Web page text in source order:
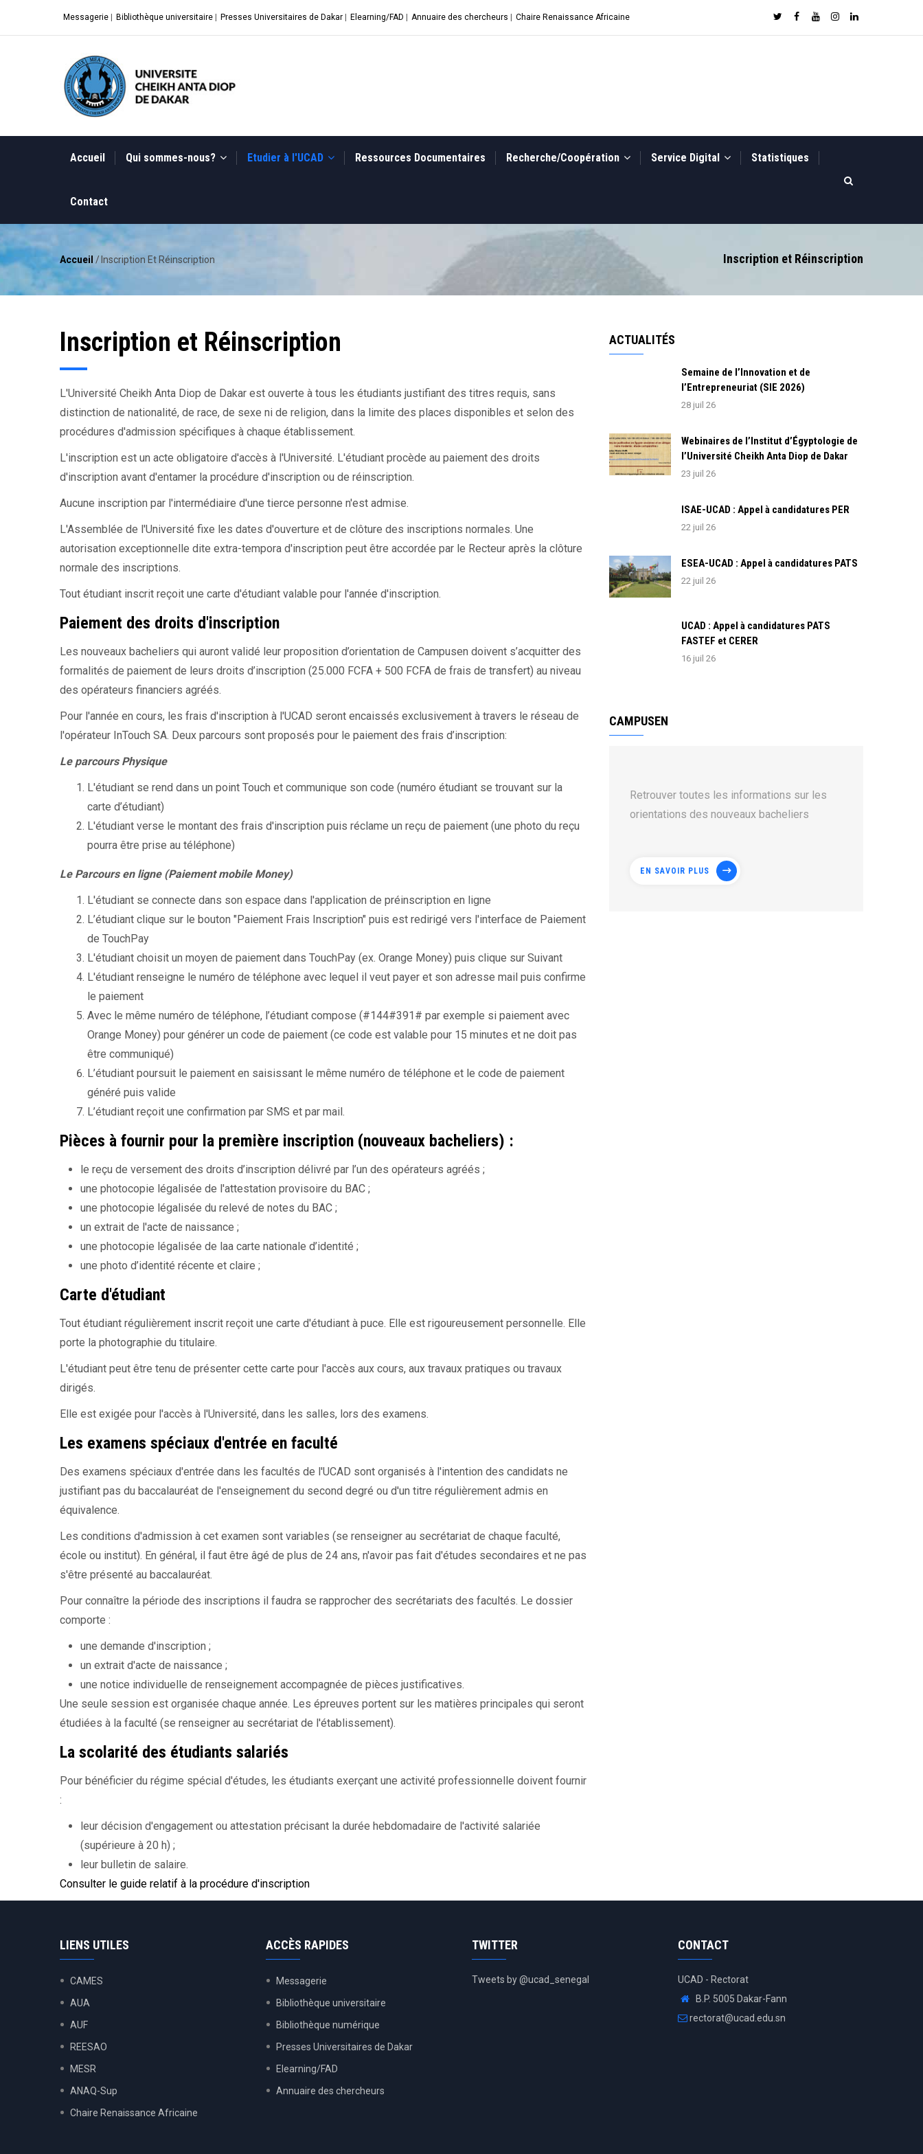
Messagerie Bibliothèque universitaire Presses Universitaires de Dakar Elearning/FAD Annuaire des chercheurs Chaire Renaissance Africaine
NAVIGATION
Accueil Qui sommes-nous? Etudier à l'UCAD Ressources Documentaires Recherche/Coopération Service Digital Statistiques
Contact
Inscription et Réinscription
Fil
d'Ariane
Accueil / Inscription Et Réinscription
Inscription et Réinscription
L'Université Cheikh Anta Diop de Dakar est ouverte à tous les étudiants justifiant des titres requis, sans
distinction de nationalité, de race, de sexe ni de religion, dans la limite des places disponibles et selon des
procédures d'admission spécifiques à chaque établissement.
L'inscription est un acte obligatoire d'accès à l'Université. L'étudiant procède au paiement des droits
d'inscription avant d'entamer la procédure d'inscription ou de réinscription.
Aucune inscription par l'intermédiaire d'une tierce personne n'est admise.
L'Assemblée de l'Université fixe les dates d'ouverture et de clôture des inscriptions normales. Une
autorisation exceptionnelle dite extra-tempora d'inscription peut être accordée par le Recteur après la clôture
normale des inscriptions.
Tout étudiant inscrit reçoit une carte d'étudiant valable pour l'année d'inscription.
Paiement des droits d'inscription
Les nouveaux bacheliers qui auront validé leur proposition d’orientation de Campusen doivent s’acquitter des
formalités de paiement de leurs droits d’inscription (25.000 FCFA + 500 FCFA de frais de transfert) au niveau
des opérateurs financiers agréés.
Pour l'année en cours, les frais d'inscription à l'UCAD seront encaissés exclusivement à travers le réseau de
l'opérateur InTouch SA. Deux parcours sont proposés pour le paiement des frais d’inscription:
Le parcours Physique
L'étudiant se rend dans un point Touch et communique son code (numéro étudiant se trouvant sur la
carte d’étudiant)
L'étudiant verse le montant des frais d'inscription puis réclame un reçu de paiement (une photo du reçu
pourra être prise au téléphone)
Le Parcours en ligne (Paiement mobile Money)
L'étudiant se connecte dans son espace dans l'application de préinscription en ligne
L’étudiant clique sur le bouton "Paiement Frais Inscription" puis est redirigé vers l'interface de Paiement
de TouchPay
L'étudiant choisit un moyen de paiement dans TouchPay (ex. Orange Money) puis clique sur Suivant
L'étudiant renseigne le numéro de téléphone avec lequel il veut payer et son adresse mail puis confirme
le paiement
Avec le même numéro de téléphone, l’étudiant compose (#144#391# par exemple si paiement avec
Orange Money) pour générer un code de paiement (ce code est valable pour 15 minutes et ne doit pas
être communiqué)
L’étudiant poursuit le paiement en saisissant le même numéro de téléphone et le code de paiement
généré puis valide
L’étudiant reçoit une confirmation par SMS et par mail.
Pièces à fournir pour la première inscription (nouveaux bacheliers) :
le reçu de versement des droits d’inscription délivré par l’un des opérateurs agréés ;
une photocopie légalisée de l'attestation provisoire du BAC ;
une photocopie légalisée du relevé de notes du BAC ;
un extrait de l'acte de naissance ;
une photocopie légalisée de laa carte nationale d’identité ;
une photo d’identité récente et claire ;
Carte d'étudiant
Tout étudiant régulièrement inscrit reçoit une carte d'étudiant à puce. Elle est rigoureusement personnelle. Elle
porte la photographie du titulaire.
L'étudiant peut être tenu de présenter cette carte pour l'accès aux cours, aux travaux pratiques ou travaux
dirigés.
Elle est exigée pour l'accès à l'Université, dans les salles, lors des examens.
Les examens spéciaux d'entrée en faculté
Des examens spéciaux d'entrée dans les facultés de l'UCAD sont organisés à l'intention des candidats ne
justifiant pas du baccalauréat de l'enseignement du second degré ou d'un titre régulièrement admis en
équivalence.
Les conditions d'admission à cet examen sont variables (se renseigner au secrétariat de chaque faculté,
école ou institut). En général, il faut être âgé de plus de 24 ans, n'avoir pas fait d'études secondaires et ne pas
s'être présenté au baccalauréat.
Pour connaître la période des inscriptions il faudra se rapprocher des secrétariats des facultés. Le dossier
comporte :
une demande d'inscription ;
un extrait d'acte de naissance ;
une notice individuelle de renseignement accompagnée de pièces justificatives.
Une seule session est organisée chaque année. Les épreuves portent sur les matières principales qui seront
étudiées à la faculté (se renseigner au secrétariat de l'établissement).
La scolarité des étudiants salariés
Pour bénéficier du régime spécial d'études, les étudiants exerçant une activité professionnelle doivent fournir
:
leur décision d'engagement ou attestation précisant la durée hebdomadaire de l'activité salariée
(supérieure à 20 h) ;
leur bulletin de salaire.
Consulter le guide relatif à la procédure d'inscription
ACTUALITÉS
Semaine de l’Innovation et de
l’Entrepreneuriat (SIE 2026)
28 juil 26
Webinaires de l’Institut d’Égyptologie de
l’Université Cheikh Anta Diop de Dakar
23 juil 26
ISAE-UCAD : Appel à candidatures PER
22 juil 26
ESEA-UCAD : Appel à candidatures PATS
22 juil 26
UCAD : Appel à candidatures PATS
FASTEF et CERER
16 juil 26
CAMPUSEN
Retrouver toutes les informations sur les
orientations des nouveaux bacheliers
EN SAVOIR PLUS
LIENS UTILES
CAMES
AUA
AUF
REESAO
MESR
ANAQ-Sup
Chaire Renaissance Africaine
ACCÈS RAPIDES
Messagerie
Bibliothèque universitaire
Bibliothèque numérique
Presses Universitaires de Dakar
Elearning/FAD
Annuaire des chercheurs
TWITTER
Tweets by @ucad_senegal
CONTACT
UCAD - Rectorat
B.P. 5005 Dakar-Fann
rectorat@ucad.edu.sn